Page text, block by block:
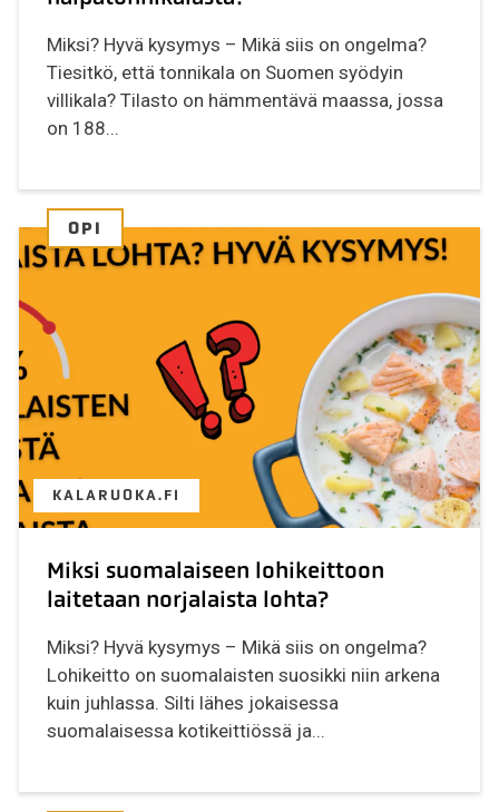
Miksi? Hyvä kysymys – Mikä siis on ongelma?
Tiesitkö, että tonnikala on Suomen syödyin
villikala? Tilasto on hämmentävä maassa, jossa
on 188...
OPI
KALARUOKA.FI
Miksi suomalaiseen lohikeittoon
laitetaan norjalaista lohta?
Miksi? Hyvä kysymys – Mikä siis on ongelma?
Lohikeitto on suomalaisten suosikki niin arkena
kuin juhlassa. Silti lähes jokaisessa
suomalaisessa kotikeittiössä ja...